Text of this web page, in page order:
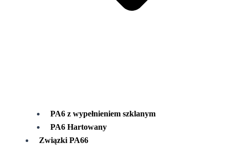
PA6 z wypełnieniem szklanym
PA6 Hartowany
Związki PA66